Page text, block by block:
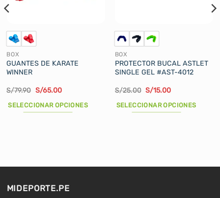
BOX
GUANTES DE KARATE
WINNER
S/79.90 El
original
era:
S/65.00El
actual
es:
SELECCIONAR OPCIONES
se
BOX
PROTECTOR BUCAL ASTLET
SINGLE GEL #AST-4012
S/25.00 El
original
era:
S/15.00El
actual
es:
SELECCIONAR OPCIONES
MIDEPORTE.PE